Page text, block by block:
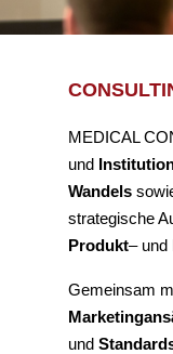
MEDICAL
und
Wandels
strategische
Produkt– und
Gemeinsam
und